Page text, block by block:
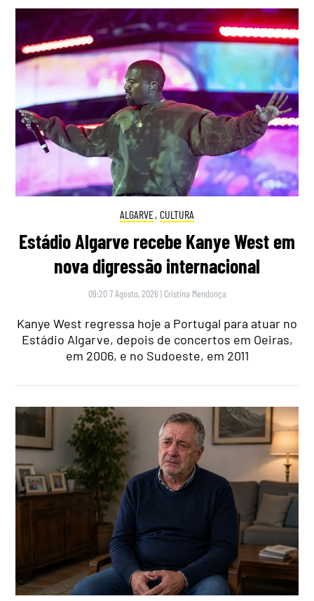
ALGARVE, CULTURA
Estádio Algarve recebe Kanye West em
nova digressão internacional
09:20 7 Agosto, 2026 | Cristina Mendonça
Kanye West regressa hoje a Portugal para atuar no
Estádio Algarve, depois de concertos em Oeiras,
em 2006, e no Sudoeste, em 2011